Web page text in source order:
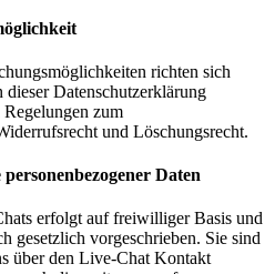
richten sich
Datenschutzerklärung
Regelungen zum
und Löschungsrecht.
Daten
erfolgt auf freiwilliger Basis und
gesetzlich vorgeschrieben. Sie sind
über den Live-Chat Kontakt